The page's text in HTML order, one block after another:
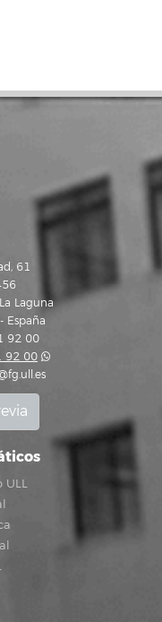
61
Laguna
España
92 00
92 00
ULL